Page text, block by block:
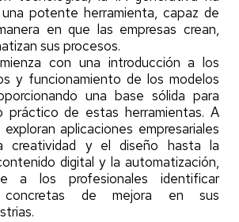
potente herramienta, capaz de
en que las empresas crean,
sus procesos.
con una introducción a los
y funcionamiento de los modelos
una base sólida para
práctico de estas herramientas. A
aplicaciones empresariales
creatividad y el diseño hasta la
digital y la automatización,
a los profesionales identificar
concretas de mejora en sus